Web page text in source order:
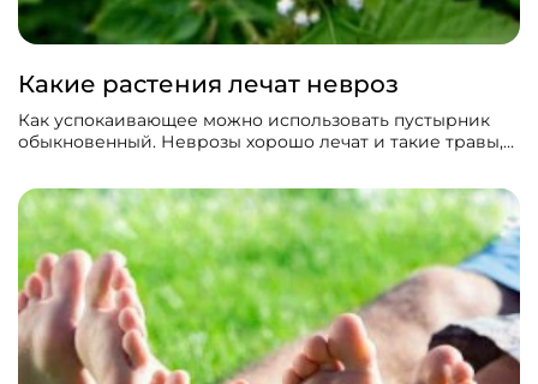
Какие растения лечат невроз
Как успокаивающее можно использовать пустырник
обыкновенный. Неврозы хорошо лечат и такие травы,